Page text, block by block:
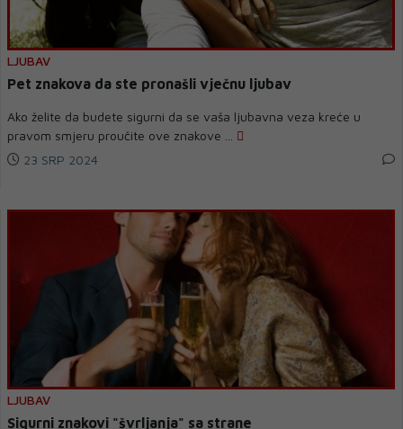
LJUBAV
Pet znakova da ste pronašli vječnu ljubav
Ako želite da budete sigurni da se vaša ljubavna veza kreće u
pravom smjeru proučite ove znakove ...
23 SRP 2024
LJUBAV
Sigurni znakovi "švrljanja" sa strane